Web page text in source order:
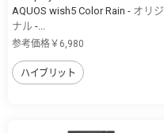
AQUOS wish5 Color Rain - オリジ
ナル -...
参考価格￥6,980
ハイブリット